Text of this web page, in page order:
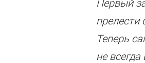
Первый
прелести
Теперь
не